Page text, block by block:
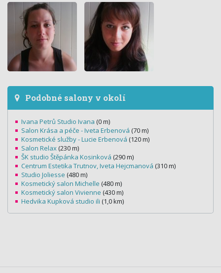
Podobné salony v okolí
Ivana Petrů Studio Ivana (0 m)
Salon Krása a péče - Iveta Erbenová (70 m)
Kosmetické služby - Lucie Erbenová (120 m)
Salon Relax (230 m)
ŠK studio Štěpánka Kosinková (290 m)
Centrum Estetika Trutnov, Iveta Hejcmanová (310 m)
Studio Joliesse (480 m)
Kosmetický salon Michelle (480 m)
Kosmetický salon Vivienne (430 m)
Hedvika Kupková studio ili (1,0 km)